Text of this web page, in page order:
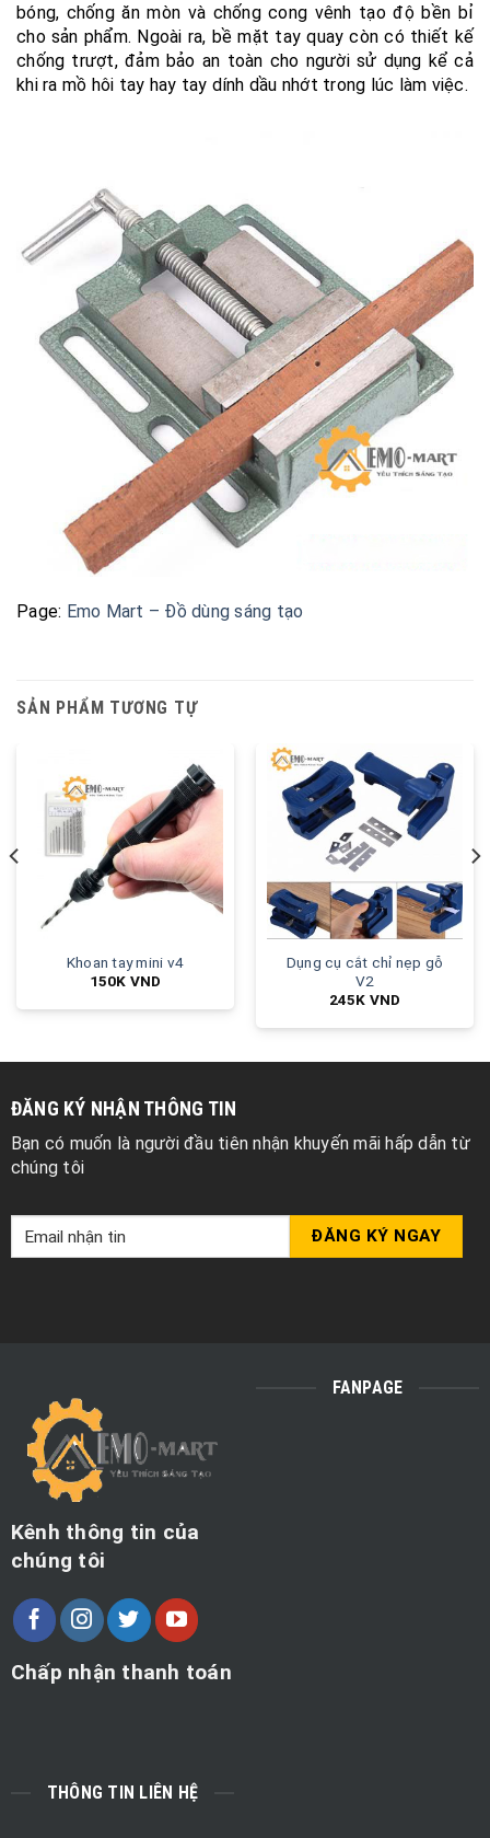
bóng, chống ăn mòn và chống cong vênh tạo độ bền bỉ
cho sản phẩm. Ngoài ra, bề mặt tay quay còn có thiết kế
chống trượt, đảm bảo an toàn cho người sử dụng kể cả
khi ra mồ hôi tay hay tay dính dầu nhớt trong lúc làm việc.
Page: Emo Mart – Đồ dùng sáng tạo
SẢN PHẨM TƯƠNG TỰ
Khoan tay mini v4
150K VND
Dụng cụ cắt chỉ nẹp gỗ
V2
245K VND
ĐĂNG KÝ NHẬN THÔNG TIN
Bạn có muốn là người đầu tiên nhận khuyến mãi hấp dẫn từ
chúng tôi
Kênh thông tin của
chúng tôi
Chấp nhận thanh toán
FANPAGE
THÔNG TIN LIÊN HỆ